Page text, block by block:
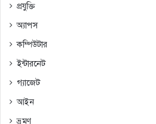
প্রযুক্তি
অ্যাপস
কম্পিউটার
ইন্টারনেট
গ্যাজেট
আইন
ভ্রমণ